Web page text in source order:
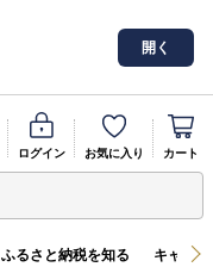
開く
ログイン お気に入り カート
ふるさと納税を知る キャン